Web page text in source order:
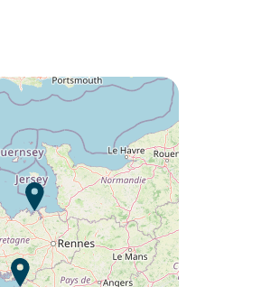
Envie de découvrir :
Camping L'Orangerie de
Lanniron ?
Découvrir